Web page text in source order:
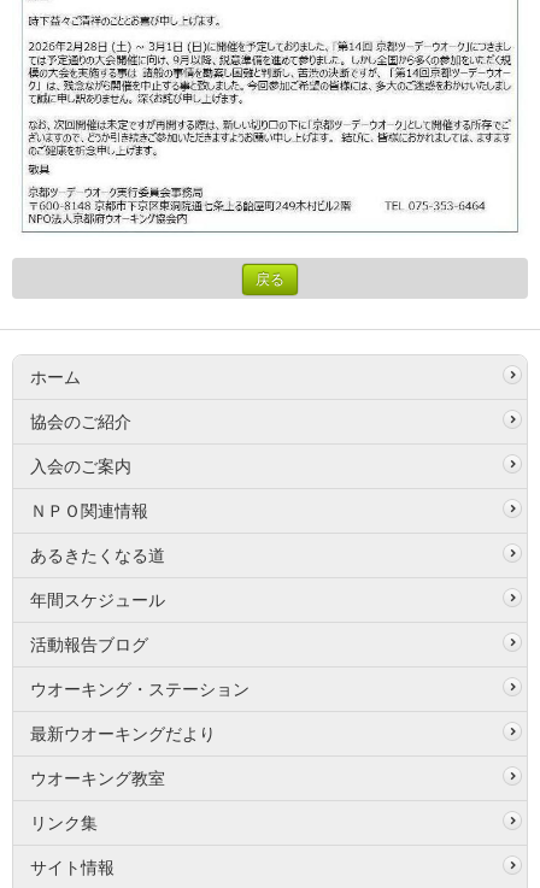
戻る
ホーム
協会のご紹介
入会のご案内
ＮＰＯ関連情報
あるきたくなる道
年間スケジュール
活動報告ブログ
ウオーキング・ステーション
最新ウオーキングだより
ウオーキング教室
リンク集
サイト情報